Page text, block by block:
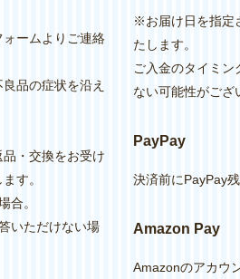
ームよりご連絡
品の症状を沿え
・交換をお受け
す。
合。
いただけない場
※お届け日を指定
たします。
ご入金のタイミ
ない可能性がござ
PayPay
決済前にPayPay
Amazon Pay
Amazonのアカウ